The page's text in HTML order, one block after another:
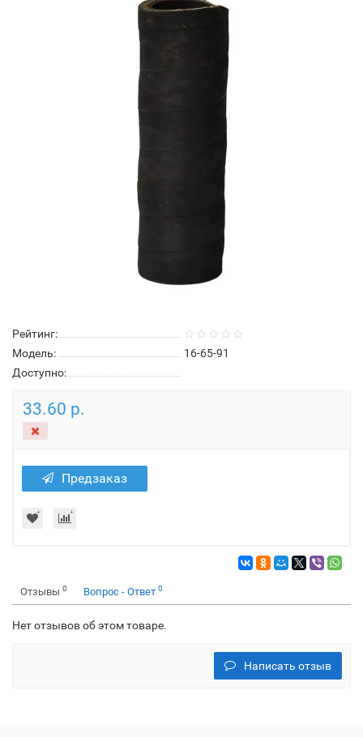
Рейтинг:
Модель:
16-65-91
Доступно:
33.60 р.
Предзаказ
Отзывы 0 Вопрос - Ответ 0
Нет отзывов об этом товаре.
Написать отзыв